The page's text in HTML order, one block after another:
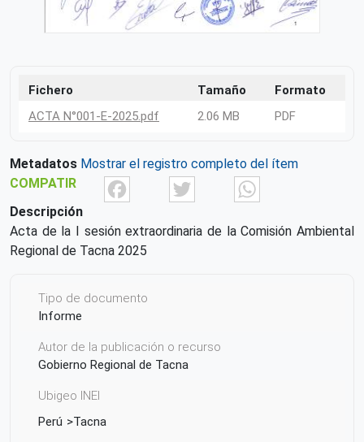
Fichero Tamaño
Formato
ACTA N°001-E-2025.pdf
2.06 MB PDF
Metadatos Mostrar el registro completo del ítem
COMPATIR
FacebookTwitter
Descripción
Acta de la I sesión extraordinaria de la Comisión Ambiental
Regional de Tacna 2025
Tipo de documento
Informe
Autor de la publicación o recurso
Gobierno Regional de Tacna
Ubigeo INEI
Perú
Tacna